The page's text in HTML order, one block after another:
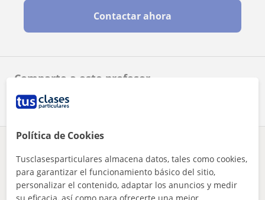
Comparte a este profesor
Contactar ahora
Tus clases particulares Español para extranjeros
Madrid
Alcalá de Henares
Política de Cookies
Tusclasesparticulares almacena datos, tales como cookies,
para garantizar el funcionamiento básico del sitio,
personalizar el contenido, adaptar los anuncios y medir
su eficacia, así como para ofrecerte una mejor